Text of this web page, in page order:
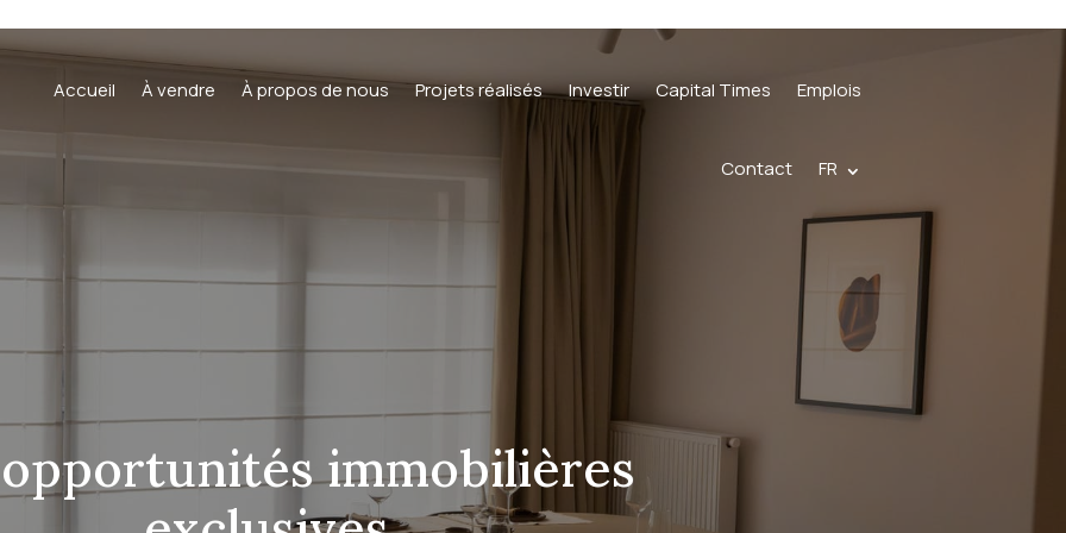
Accueil À vendre À propos de nous Projets réalisés Investir Capital Times Emplois
Contact FR
immobilières